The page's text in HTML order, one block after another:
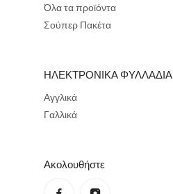
Όλα τα προϊόντα
Σούπερ Πακέτα
ΗΛΕΚΤΡΟΝΙΚΑ ΦΥΛΛΑΔΙΑ
Αγγλικά
Γαλλικά
Ακολουθήστε
Πολιτική απορρήτου
Πολιτική επιστροφής χρημάτων